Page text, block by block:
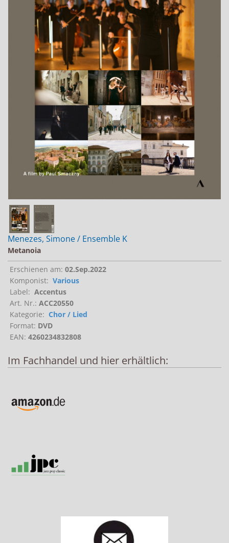
Jobs bei Naxos
Naxos Deutschland Blog
Naxos weltweit
Menezes, Simone / Ensemble K
Metanoia
Erschienen am: 02.Sep.2022
Komponist: Various
Label: Accentus
Art. Nr.: ACC20550
Kategorie: Chor / Lied
Format: DVD
EAN: 4260234832808
Im Fachhandel und hier erhältlich: